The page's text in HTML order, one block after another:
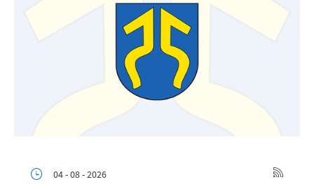
04 - 08 - 2026